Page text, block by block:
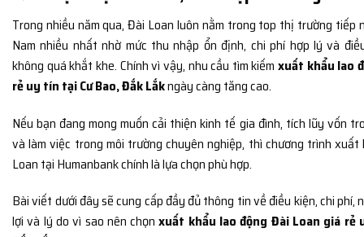
Trong nhiều năm qua,Đài Loan luôn nằm trong top thị trường tiếp
Nam nhiều nhất nhờ mức thu nhập ổn định, chi phí hợp lý và
không quá khắt khe. Chính vì vậy, nhu cầu tìm kiếmxuất khẩu lao
rẻ uy tín tại Cư Bao, Đắk Lắkngày càng tăng cao.
Nếu bạn đang mong muốn cải thiện kinh tế gia đình, tích lũy vốn
và làm việc trong môi trường chuyên nghiệp, thì chương trình
Loan tại Humanbank chính là lựa chọn phù hợp.
Bài viết dưới đây sẽ cung cấp đầy đủ thông tin về điều kiện, chi phí,
lợi và lý do vì sao nên chọnxuất khẩu lao động Đài Loan giá rẻ